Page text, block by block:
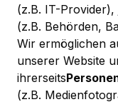
(z.B. IT-
(z.B. Behörden,
Wir ermöglichen
unserer Website
ihrerseits
(z.B.